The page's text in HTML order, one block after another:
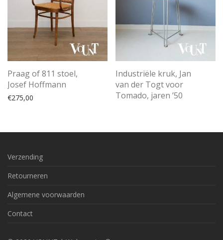
Praag of 811 stoel,
Josef Hoffmann
€275,00
Industriële kruk, Jan
van der Togt voor
Tomado, jaren ’50
Verzending
Retourneren
Algemene voorwaarden
Contact